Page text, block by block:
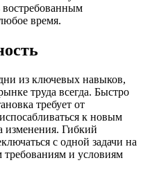
востребованным
время.
из ключевых навыков,
труда всегда. Быстро
требует от
к новым
изменения. Гибкий
с одной задачи на
требованиям и условиям